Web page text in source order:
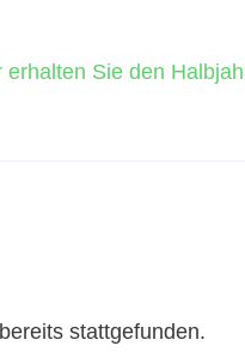
erhalten Sie den
stattgefunden.